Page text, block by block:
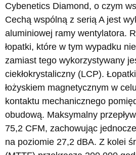
Cybenetics Diamond, o czym
Cechą wspólną z serią A jest
aluminiowej ramy wentylatora.
łopatki, które w tym wypadku
zamiast tego wykorzystywany
ciekłokrystaliczny (LCP).
łożyskiem magnetycznym w
kontaktu mechanicznego
obudową. Maksymalny
75,2 CFM, zachowując
na poziomie 27,2 dBA. Z kolei